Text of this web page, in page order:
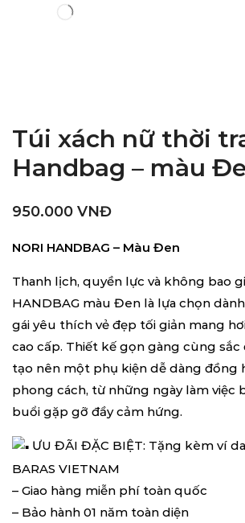
Túi xách nữ thời
Handbag – màu
950.000 VNĐ
NORI HANDBAG – Màu Đen
Thanh lịch, quyền lực và không bao
HANDBAG màu Đen là lựa chọn
gái yêu thích vẻ đẹp tối giản mang
cao cấp. Thiết kế gọn gàng cùng
tạo nên một phụ kiện dễ dàng đồng
phong cách, từ những ngày làm việc
buổi gặp gỡ đầy cảm hứng.
ƯU ĐÃI ĐẶC BIỆT: Tặng kèm ví
BARAS VIETNAM
– Giao hàng miễn phí toàn quốc
– Bảo hành 01 năm toàn diện